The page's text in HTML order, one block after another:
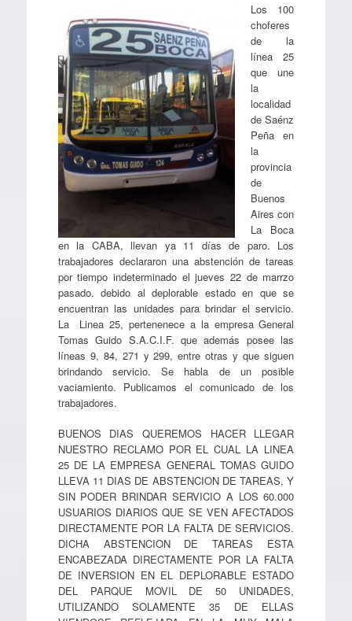
Los 100
choferes
de la
línea 25
que une
la
localidad
de Saénz
Peña en
la
provincia
de
Buenos
Aires con
La Boca
en la CABA, llevan ya 11 días de paro. Los
trabajadores declararon una abstención de tareas
por tiempo indeterminado el jueves 22 de marrzo
pasado. debido al deplorable estado en que se
encuentran las unidades para brindar el servicio.
La Linea 25, pertenenece a la empresa General
Tomas Guido S.A.C.I.F. que además posee las
líneas 9, 84, 271 y 299, entre otras y que siguen
brindando servicio. Se habla de un posible
vaciamiento. Publicamos el comunicado de los
trabajadores.
BUENOS DIAS QUEREMOS HACER LLEGAR
NUESTRO RECLAMO POR EL CUAL LA LINEA
25 DE LA EMPRESA GENERAL TOMAS GUIDO
LLEVA 11 DIAS DE ABSTENCION DE TAREAS, Y
SIN PODER BRINDAR SERVICIO A LOS 60.000
USUARIOS DIARIOS QUE SE VEN AFECTADOS
DIRECTAMENTE POR LA FALTA DE SERVICIOS.
DICHA ABSTENCION DE TAREAS ESTA
ENCABEZADA DIRECTAMENTE POR LA FALTA
DE INVERSION EN EL DEPLORABLE ESTADO
DEL PARQUE MOVIL DE 50 UNIDADES,
UTILIZANDO SOLAMENTE 35 DE ELLAS